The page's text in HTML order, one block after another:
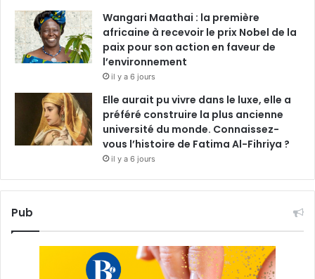
Wangari Maathai : la première
africaine à recevoir le prix Nobel de la
paix pour son action en faveur de
l’environnement
il y a 6 jours
Elle aurait pu vivre dans le luxe, elle a
préféré construire la plus ancienne
université du monde. Connaissez-
vous l’histoire de Fatima Al-Fihriya ?
il y a 6 jours
Pub